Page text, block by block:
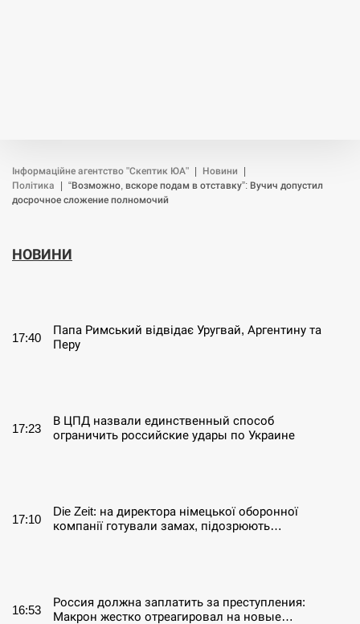
Інформаційне агентство "Скептик ЮА" Новини
Політика
“Возможно, вскоре подам в отставку”: Вучич допустил
досрочное сложение полномочий
НОВИНИ
17:40
Папа Римський відвідає Уругвай, Аргентину та
Перу
17:23
В ЦПД назвали единственный способ
ограничить российские удары по Украине
17:10
Die Zeit: на директора німецької оборонної
компанії готували замах, підозрюють…
16:53
Россия должна заплатить за преступления:
Макрон жестко отреагировал на новые…